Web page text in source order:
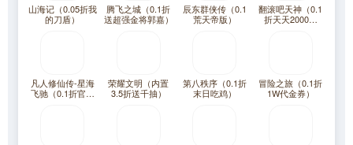
山海记（0.05折我
的刀盾）
腾飞之城（0.1折
送超强金将郭嘉）
辰东群侠传（0.1
荒天帝版）
翻滚吧天神（0.1
折天天2000代
凡人修仙传-星海
飞驰（0.1折官方
荣耀文明（内置
3.5折送千抽）
第八秩序（0.1折
末日吃鸡）
冒险之旅（0.1折
1W代金券）